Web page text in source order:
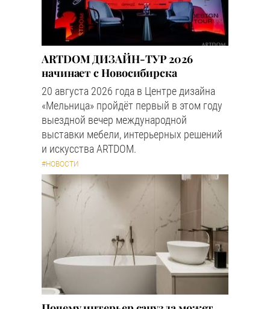
ARTDOM ДИЗАЙН-ТУР 2026
начинает с Новосибирска
20 августа 2026 года в Центре дизайна
«Мельница» пройдёт первый в этом году
выездной вечер международной
выставки мебели, интерьерных решений
и искусства ARTDOM.
#НОВОСТИ